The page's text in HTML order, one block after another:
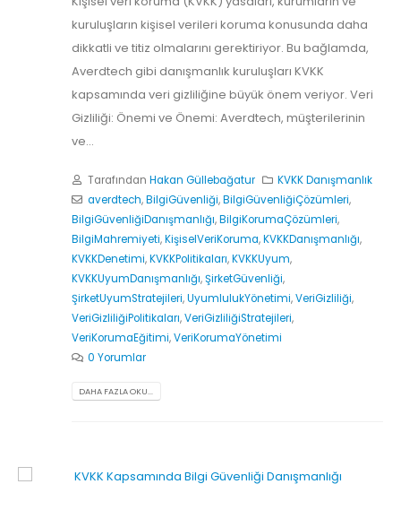
kuruluşların kişisel verileri koruma konusunda daha
dikkatli ve titiz olmalarını gerektiriyor. Bu bağlamda,
Averdtech gibi danışmanlık kuruluşları KVKK
kapsamında veri gizliliğine büyük önem veriyor. Veri
Gizliliği: Önemi ve Önemi: Averdtech, müşterilerinin
ve...
Tarafından Hakan Güllebağatur
KVKK Danışmanlık
averdtech,BilgiGüvenliği,BilgiGüvenliğiÇözümleri,
BilgiGüvenliğiDanışmanlığı,BilgiKorumaÇözümleri,
BilgiMahremiyeti,KişiselVeriKoruma,KVKKDanışmanlığı,
KVKKDenetimi,KVKKPolitikaları,KVKKUyum,
KVKKUyumDanışmanlığı,ŞirketGüvenliği,
ŞirketUyumStratejileri,UyumlulukYönetimi,VeriGizliliği,
VeriGizliliğiPolitikaları,VeriGizliliğiStratejileri,
VeriKorumaEğitimi,VeriKorumaYönetimi
0 Yorumlar
DAHA FAZLA OKU...